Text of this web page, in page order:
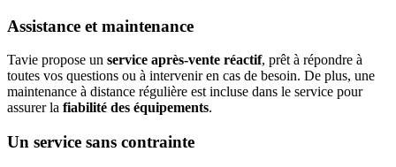
Assistance et maintenance
Tavie propose un service après-vente réactif, prêt à répondre à
toutes vos questions ou à intervenir en cas de besoin. De plus, une
maintenance à distance régulière est incluse dans le service pour
assurer la fiabilité des équipements.
Un service sans contrainte